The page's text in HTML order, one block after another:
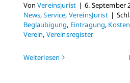
VonVereinsjurist | 6. September
News,Service, VereinsJurist |
Beglaubigung, Eintragung, Kosten
Verein, Vereinsregister
Weiterlesen